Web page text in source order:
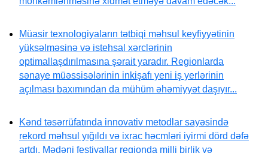
Müasir texnologiyaların tətbiqi məhsul keyfiyyətinin
yüksəlməsinə və istehsal xərclərinin
optimallaşdırılmasına şərait yaradır. Regionlarda
sənaye müəssisələrinin inkişafı yeni iş yerlərinin
açılması baxımından da mühüm əhəmiyyət daşıyır...
Kənd təsərrüfatında innovativ metodlar sayəsində
rekord məhsul yığıldı və ixrac həcmləri iyirmi dörd dəfə
artdı. Mədəni festivallar regionda milli birlik və